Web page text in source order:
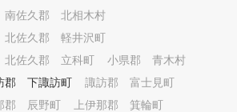
南佐久郡 北相木村
北佐久郡 軽井沢町
北佐久郡 立科町
小県郡 青木村
郡 下諏訪町
諏訪郡 富士見町
郡 辰野町
上伊那郡 箕輪町